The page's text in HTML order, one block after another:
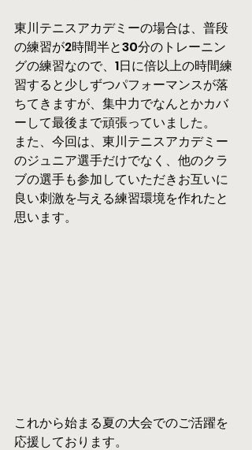
東川テニスアカデミーの場合は、普段
の練習が2時間半と30分のトレーニン
グの練習なので、1日に倍以上の時間練
習すると少しずつパフォーマンスが落
ちてきますが、集中力でなんとかカバ
ーして最後まで頑張っていました。
また、今回は、東川テニスアカデミー
のジュニア選手だけでなく、他のクラ
ブの選手も参加していただきお互いに
良い刺激を与える練習環境を作れたと
思います。
これから始まる夏の大会でのご活躍を
応援しております。